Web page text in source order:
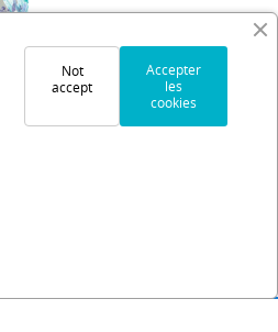
copia de CrazyTape Plus
Accepter
les
cookies
Not
accept